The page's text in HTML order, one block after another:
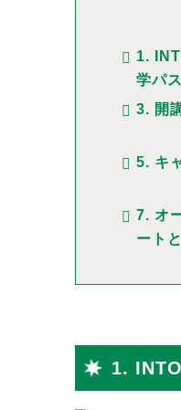
1.
学パ
3. 開
5. キ
7. オ
ート
1.